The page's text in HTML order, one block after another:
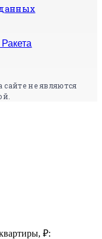
не являются
₽: